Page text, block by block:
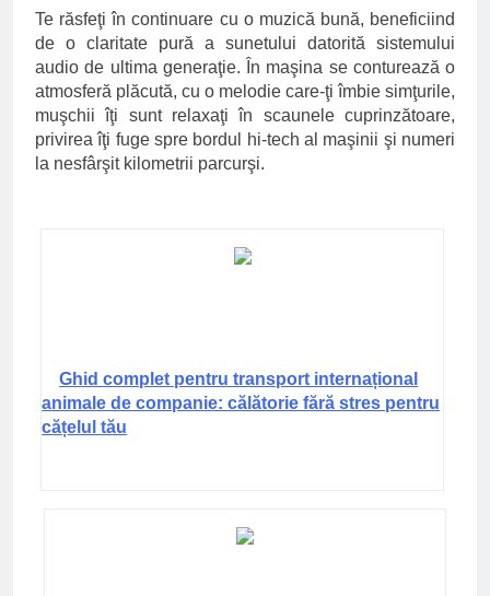
Te răsfeţi în continuare cu o muzică bună, beneficiind
de o claritate pură a sunetului datorită sistemului
audio de ultima generaţie. În maşina se conturează o
atmosferă plăcută, cu o melodie care-ţi îmbie simţurile,
muşchii îţi sunt relaxaţi în scaunele cuprinzătoare,
privirea îţi fuge spre bordul hi-tech al maşinii şi numeri
la nesfârşit kilometrii parcurşi.
Ghid complet pentru transport internațional
animale de companie: călătorie fără stres pentru
cățelul tău